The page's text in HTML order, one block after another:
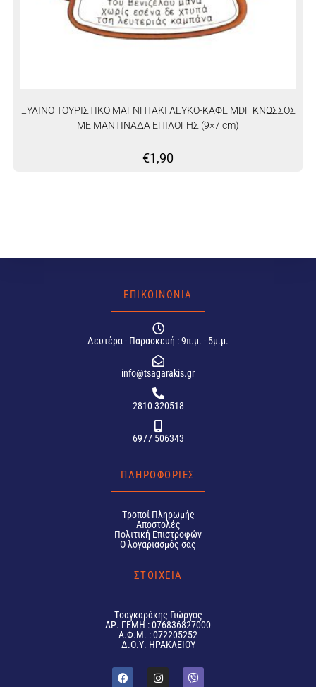
ΞΥΛΙΝΟ ΤΟΥΡΙΣΤΙΚΟ ΜΑΓΝΗΤΑΚΙ ΛΕΥΚΟ-ΚΑΦΕ MDF ΚΝΩΣΣΟΣ
ΜΕ ΜΑΝΤΙΝΑΔΑ ΕΠΙΛΟΓΗΣ (9×7 cm)
€1,90
ΕΠΙΚΟΙΝΩΝΙΑ
Δευτέρα - Παρασκευή : 9π.μ. - 5μ.μ.
info@tsagarakis.gr
2810 320518
6977 506343
ΠΛΗΡΟΦΟΡΙΕΣ
Tροποί Πληρωμής
Αποστολές
Πολιτική Επιστροφών
Ο λογαριασμός σας
ΣΤΟΙΧΕΙΑ
Tσαγκαράκης Γιώργος
ΑΡ. ΓΕΜΗ : 076836827000
Α.Φ.Μ. : 072205252
Δ.Ο.Υ. ΗΡΑΚΛΕΙΟΥ